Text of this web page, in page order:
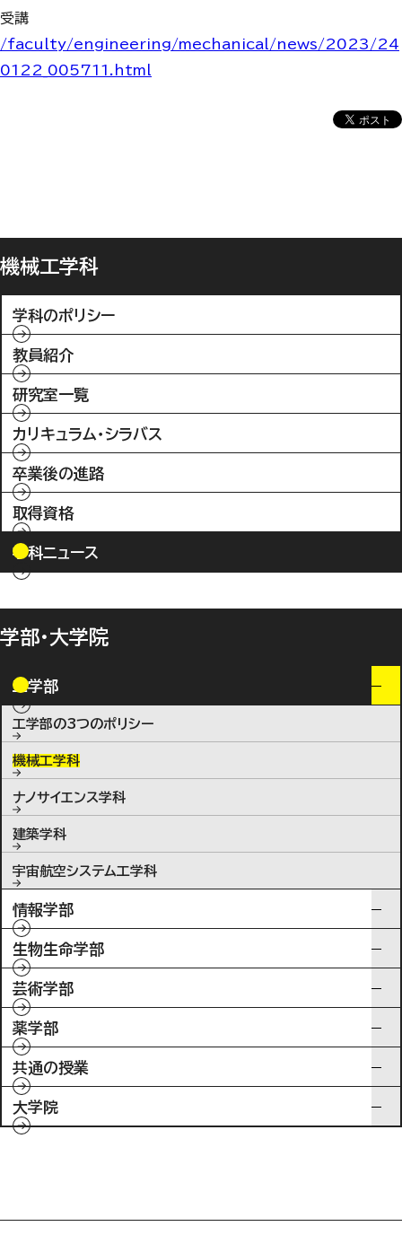
受講
/faculty/engineering/mechanical/news/2023/24
0122_005711.html
機械工学科
学科のポリシー
教員紹介
研究室一覧
カリキュラム・シラバス
卒業後の進路
取得資格
学科ニュース
学部・大学院
工学部
工学部の3つのポリシー
機械工学科
ナノサイエンス学科
建築学科
宇宙航空システム工学科
情報学部
生物生命学部
芸術学部
薬学部
共通の授業
大学院